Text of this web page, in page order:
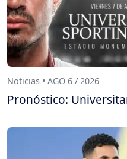
Noticias • AGO 6 / 2026
Pronóstico: